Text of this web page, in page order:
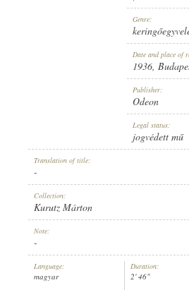
ARTIST:
KALMÁR PÁL SZTÁRAY MÁRTON
Genre:
Date and place of
1936,
Publisher:
Odeon
Legal status:
jogvédett mű
Translation of title:
-
Collection:
Kurutz Márton
Note:
-
Language:
magyar
Duration:
2' 46"